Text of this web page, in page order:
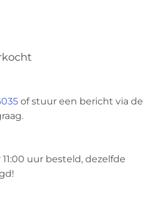
of stuur een bericht via de
uur besteld, dezelfde